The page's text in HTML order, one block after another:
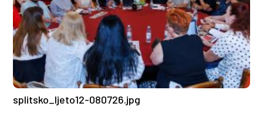
splitsko_ljeto12-080726.jpg